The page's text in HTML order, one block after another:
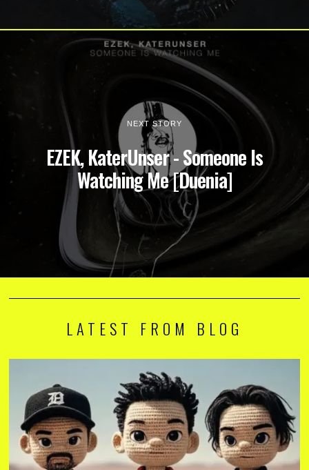
NEXT STORY
EZEK, KaterUnser - Someone Is
Watching Me [Duenia]
LATEST FROM BLOG